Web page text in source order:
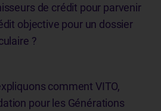
de crédit pour parvenir
objective pour un dossier
?
comment VITO,
pour les Générations